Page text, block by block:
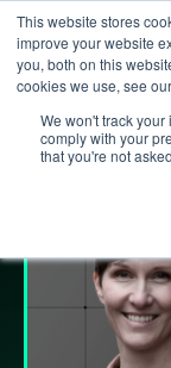
This website stores
improve your website
you, both on this
cookies we use, see
We won't track
comply with your
that you're not
Lederpodden